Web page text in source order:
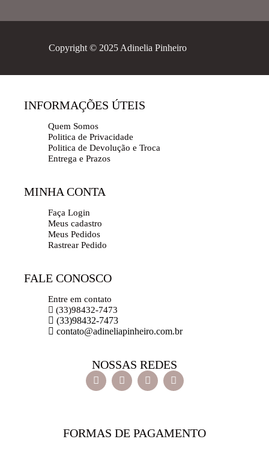
Copyright © 2025 Adinelia Pinheiro
INFORMAÇÕES ÚTEIS
Quem Somos
Politica de Privacidade
Politica de Devolução e Troca
Entrega e Prazos
MINHA CONTA
Faça Login
Meus cadastro
Meus Pedidos
Rastrear Pedido
FALE CONOSCO
Entre em contato
(33)98432-7473
(33)98432-7473
contato@adineliapinheiro.com.br
NOSSAS REDES
FORMAS DE PAGAMENTO